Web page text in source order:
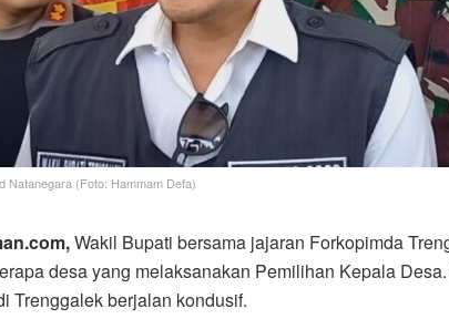
Natanegara (Foto: Hammam Defa)
Wakil Bupati bersama jajaran Forkopimda
desa yang melaksanakan Pemilihan Kepala
Trenggalek berjalan kondusif.